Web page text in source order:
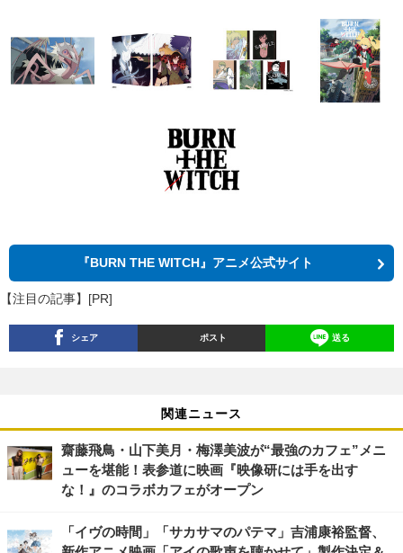
『BURN THE WITCH』アニメ公式サイト
【注目の記事】[PR]
シェア ポスト 送る
関連ニュース
齋藤飛鳥・山下美月・梅澤美波が“最強のカフェ”メニ
ューを堪能！表参道に映画『映像研には手を出す
な！』のコラボカフェがオープン
「イヴの時間」「サカサマのパテマ」吉浦康裕監督、